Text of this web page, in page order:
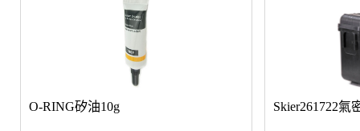
O-RING矽油10g Skier261722氣